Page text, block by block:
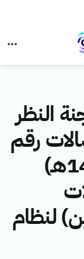
النظر
رقم
(42745713/ق/1443هـ)
لنظام